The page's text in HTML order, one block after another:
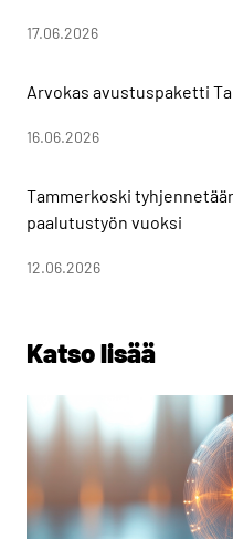
17.06.2026
Arvokas avustuspaketti
16.06.2026
Tammerkoski
paalutustyön vuoksi
12.06.2026
Katso lisää